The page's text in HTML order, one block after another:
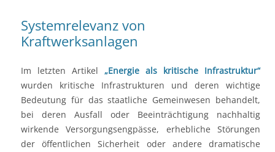
Systemrelevanz von
Kraftwerksanlagen
Im letzten Artikel „Energie als kritische Infrastruktur“
wurden kritische Infrastrukturen und deren wichtige
Bedeutung für das staatliche Gemeinwesen behandelt,
bei deren Ausfall oder Beeinträchtigung nachhaltig
wirkende Versorgungsengpässe, erhebliche Störungen
der öffentlichen Sicherheit oder andere dramatische